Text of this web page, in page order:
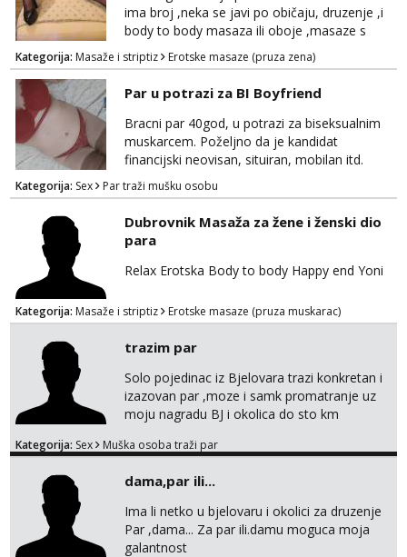
Diskretnost mi je jako bitna...
ima broj ,neka se javi po običaju, druzenje ,i
body to body masaza ili oboje ,masaze s
happy endom, ili samo body to body, sa
happy endom..ostali..imate moj mail za info
maserkasplit96@gmail.com ili pošaljite upit na
WhatsApp 0958296578 (neki od vas salju
poruke u 2 ujutro ili kasnije🤦🏼‍♀️ali nećete
dobiti odgovor u to vrime vec 9 do 21) odno...
Kategorija: Masaže i striptiz Erotske masaze (pruza zena)
Par u potrazi za BI Boyfriend
Bracni par 40god, u potrazi za biseksualnim
muskarcem. Poželjno da je kandidat
financijski neovisan, situiran, mobilan itd.
Pozeljna slika pri javljanju i kratak opis
Kategorija: Sex Par traži mušku osobu
Dubrovnik Masaža za žene i ženski dio
para
Relax Erotska Body to body Happy end Yoni
Kategorija: Masaže i striptiz Erotske masaze (pruza muskarac)
trazim par
Solo pojedinac iz Bjelovara trazi konkretan i
izazovan par ,moze i samk promatranje uz
moju nagradu BJ i okolica do sto km
Kategorija: Sex Muška osoba traži par
dama,par ili...
Ima li netko u bjelovaru i okolici za druzenje
Par ,dama... Za par ili.damu moguca moja
galantnost